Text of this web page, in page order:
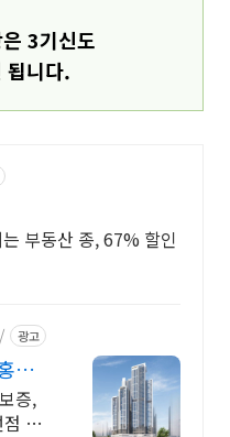
3기신도
니다.
광고
보
증,
빠